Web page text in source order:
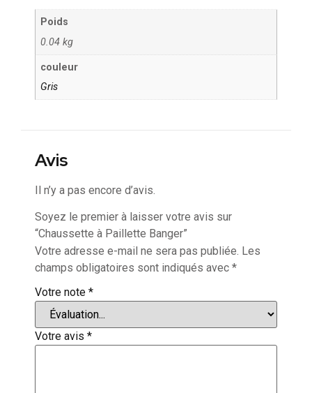
Poids
0.04 kg
couleur
Gris
Avis
Il n’y a pas encore d’avis.
Soyez le premier à laisser votre avis sur
“Chaussette à Paillette Banger”
Votre adresse e-mail ne sera pas publiée. Les
champs obligatoires sont indiqués avec *
Votre note *
Votre avis *